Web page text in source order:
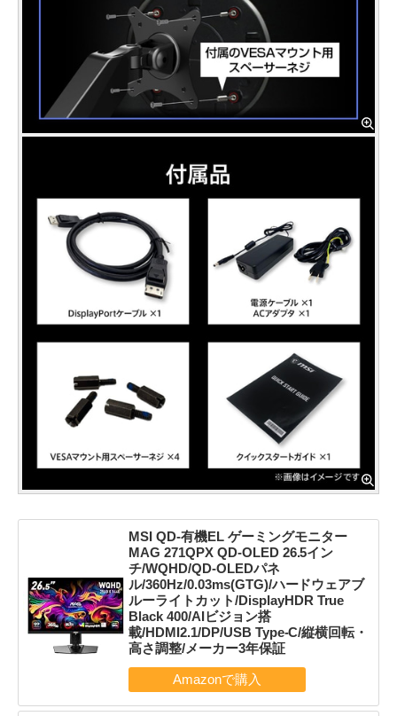
MSI QD-有機EL ゲーミングモニター
MAG 271QPX QD-OLED 26.5イン
チ/WQHD/QD-OLEDパネ
ル/360Hz/0.03ms(GTG)/ハードウェアブ
ルーライトカット/DisplayHDR True
Black 400/AIビジョン搭
載/HDMI2.1/DP/USB Type-C/縦横回転・
高さ調整/メーカー3年保証